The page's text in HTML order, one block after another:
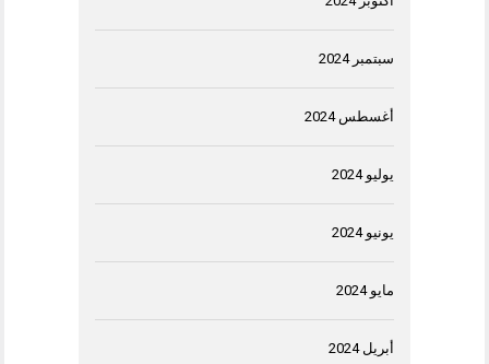
سبتمبر 2024
أغسطس 2024
يوليو 2024
يونيو 2024
مايو 2024
أبريل 2024